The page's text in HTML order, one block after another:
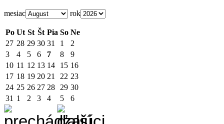
mesiac rok
Po Ut St Št Pia So Ne
27 28 29 30 31 1
2
3
4 5 6 7 8
9
10 11 12 13 14 15 16
17 18 19 20 21 22 23
24 25 26 27 28 29 30
31 1 2 3 4 5 6